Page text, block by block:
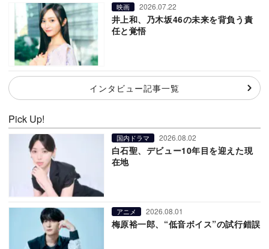
映画 2026.07.22
井上和、乃木坂46の未来を背負う責
任と覚悟
インタビュー記事一覧
Pick Up!
国内ドラマ 2026.08.02
白石聖、デビュー10年目を迎えた現
在地
アニメ 2026.08.01
梅原裕一郎、“低音ボイス”の試行錯誤